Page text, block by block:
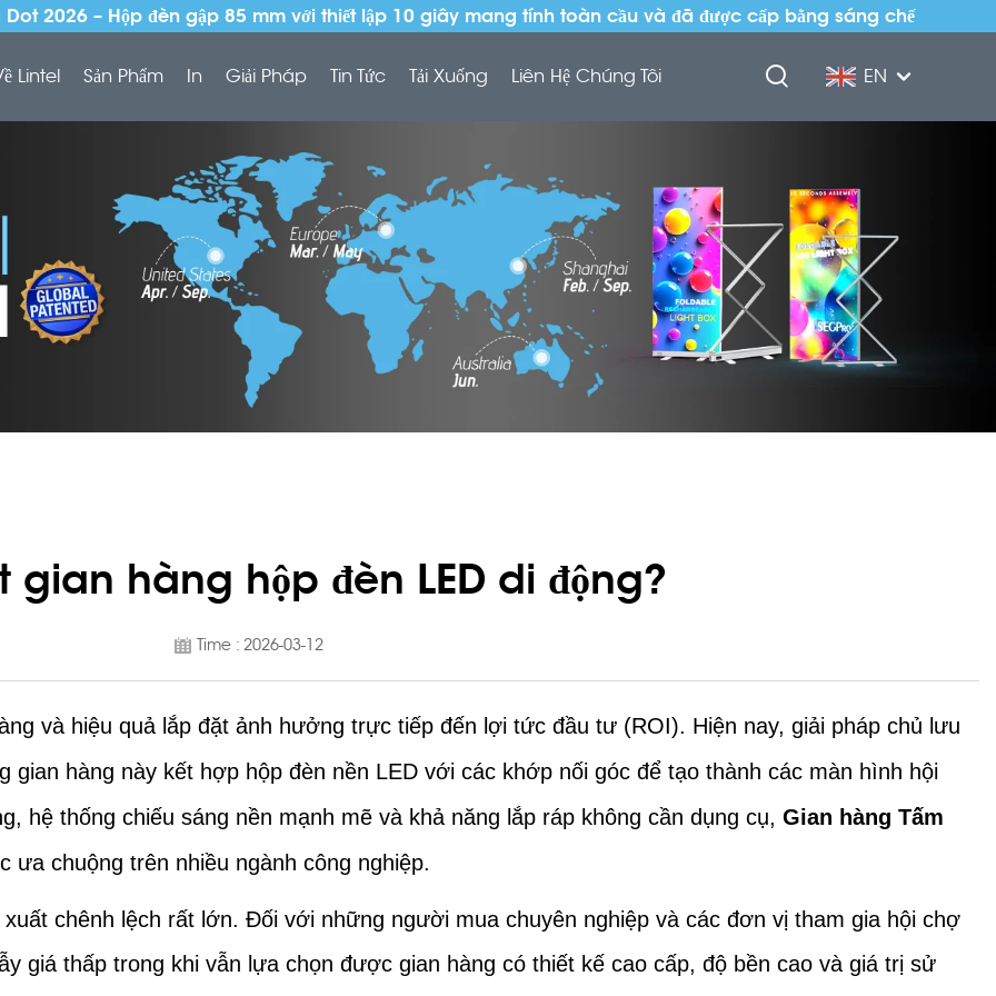
2026 – Hộp đèn gập 85 mm với thiết lập 10 giây mang tính toàn cầu và đã được cấp bằng sáng chế
Lintel Sản Phẩm In Giải Pháp Tin Tức Tải Xuống Liên Hệ Chúng Tôi EN
gian hàng hộp đèn LED di động?
Time : 2026-03-12
và hiệu quả lắp đặt ảnh hưởng trực tiếp đến lợi tức đầu tư (ROI). Hiện nay, giải pháp chủ lưu
gian hàng này kết hợp hộp đèn nền LED với các khớp nối góc để tạo thành các màn hình hội
hệ thống chiếu sáng nền mạnh mẽ và khả năng lắp ráp không cần dụng cụ, Gian hàng Tấm
ưa chuộng trên nhiều ngành công nghiệp.
chênh lệch rất lớn. Đối với những người mua chuyên nghiệp và các đơn vị tham gia hội chợ
giá thấp trong khi vẫn lựa chọn được gian hàng có thiết kế cao cấp, độ bền cao và giá trị sử